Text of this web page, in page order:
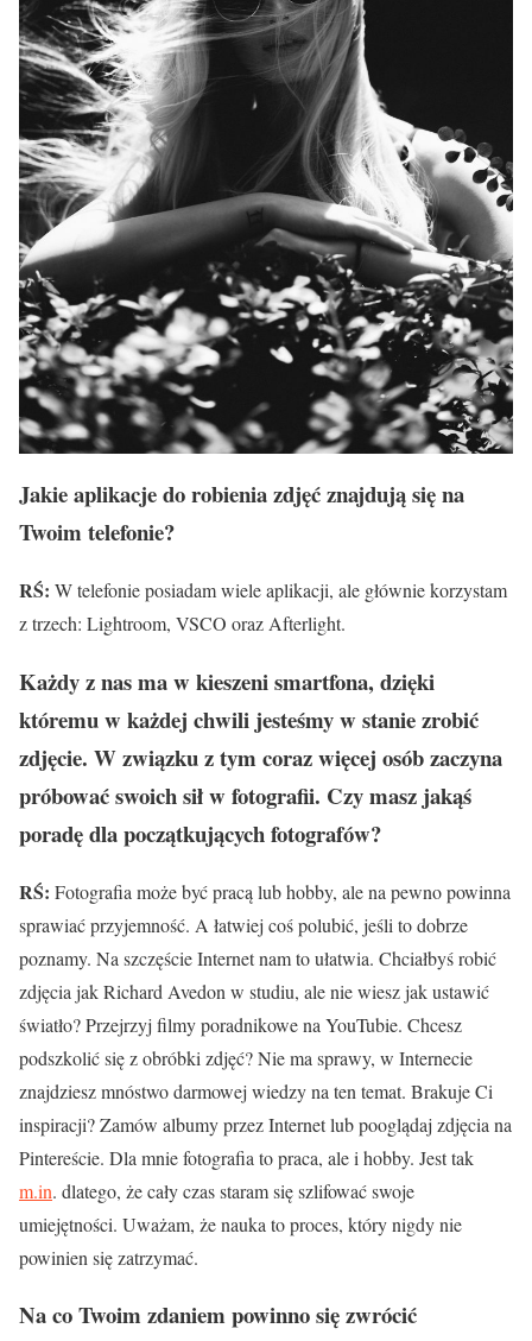
Jakie aplikacje do robienia zdjęć znajdują się na
Twoim telefonie?
RŚ: W telefonie posiadam wiele aplikacji, ale głównie korzystam
z trzech: Lightroom, VSCO oraz Afterlight.
Każdy z nas ma w kieszeni smartfona, dzięki
któremu w każdej chwili jesteśmy w stanie zrobić
zdjęcie. W związku z tym coraz więcej osób zaczyna
próbować swoich sił w fotografii. Czy masz jakąś
poradę dla początkujących fotografów?
RŚ: Fotografia może być pracą lub hobby, ale na pewno powinna
sprawiać przyjemność. A łatwiej coś polubić, jeśli to dobrze
poznamy. Na szczęście Internet nam to ułatwia. Chciałbyś robić
zdjęcia jak Richard Avedon w studiu, ale nie wiesz jak ustawić
światło? Przejrzyj filmy poradnikowe na YouTubie. Chcesz
podszkolić się z obróbki zdjęć? Nie ma sprawy, w Internecie
znajdziesz mnóstwo darmowej wiedzy na ten temat. Brakuje Ci
inspiracji? Zamów albumy przez Internet lub pooglądaj zdjęcia na
Pintereście. Dla mnie fotografia to praca, ale i hobby. Jest tak
m.in. dlatego, że cały czas staram się szlifować swoje
umiejętności. Uważam, że nauka to proces, który nigdy nie
powinien się zatrzymać.
Na co Twoim zdaniem powinno się zwrócić